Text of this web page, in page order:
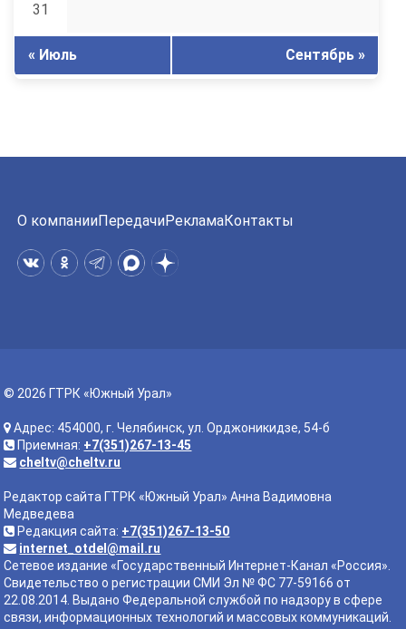
31
« Июль Сентябрь »
О компанииПередачиРекламаКонтакты
© 2026 ГТРК «Южный Урал»
Адрес: 454000, г. Челябинск, ул. Орджоникидзе, 54-б
Приемная: +7(351)267-13-45
cheltv@cheltv.ru
Редактор сайта ГТРК «Южный Урал» Анна Вадимовна
Медведева
Редакция сайта: +7(351)267-13-50
internet_otdel@mail.ru
Сетевое издание «Государственный Интернет-Канал «Россия».
Свидетельство о регистрации СМИ Эл № ФС 77-59166 от
22.08.2014. Выдано Федеральной службой по надзору в сфере
связи, информационных технологий и массовых коммуникаций.